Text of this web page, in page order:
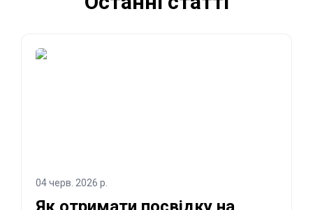
04 черв. 2026 р.